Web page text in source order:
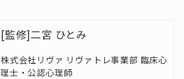
[監修]二宮 ひとみ
株式会社リヴァ リヴァトレ事業部 臨床心
理士・公認心理師